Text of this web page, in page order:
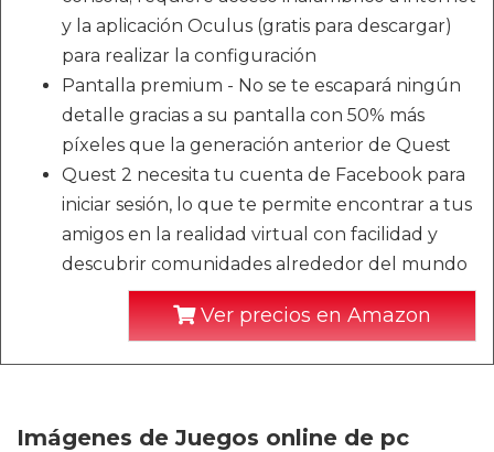
y la aplicación Oculus (gratis para descargar)
para realizar la configuración
Pantalla premium - No se te escapará ningún
detalle gracias a su pantalla con 50% más
píxeles que la generación anterior de Quest
Quest 2 necesita tu cuenta de Facebook para
iniciar sesión, lo que te permite encontrar a tus
amigos en la realidad virtual con facilidad y
descubrir comunidades alrededor del mundo
Ver precios en Amazon
Imágenes de Juegos online de pc